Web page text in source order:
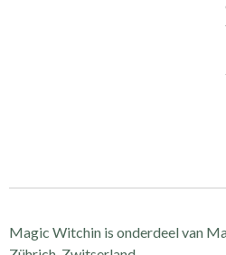
Magic Witchin is onderdeel van